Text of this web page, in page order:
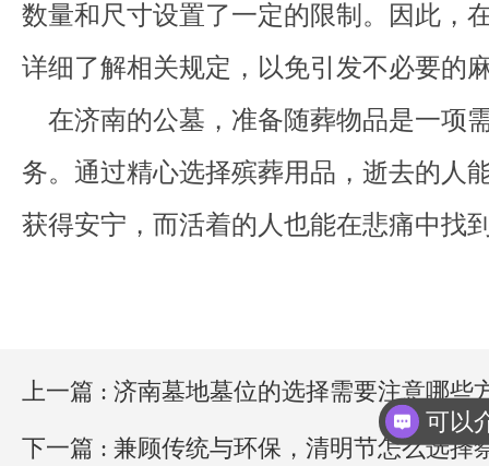
数量和尺寸设置了一定的限制。因此，
详细了解相关规定，以免引发不必要的
在济南的公墓，准备随葬物品是一项
务。通过精心选择殡葬用品，逝去的人
获得安宁，而活着的人也能在悲痛中找
上一篇 : 济南墓地墓位的选择需要注意哪些
下一篇 : 兼顾传统与环保，清明节怎么选择